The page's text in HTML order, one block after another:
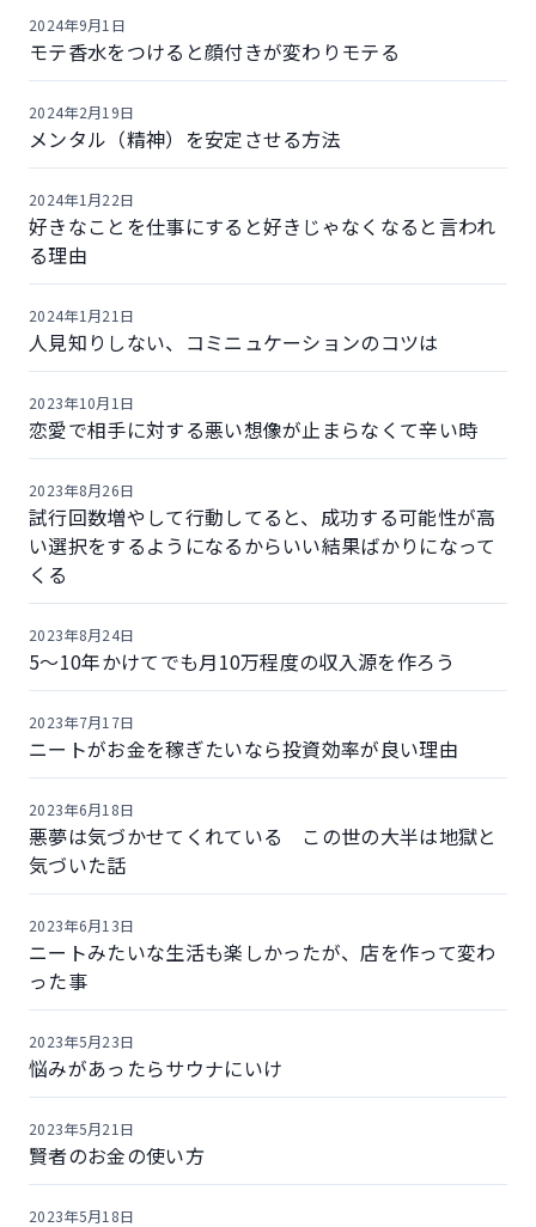
モテ香水をつけると顔付きが変わりモテる
2024年9月1日
メンタル（精神）を安定させる方法
2024年2月19日
好きなことを仕事にすると好きじゃなくなると言われ
る理由
2024年1月22日
人見知りしない、コミニュケーションのコツは
2024年1月21日
恋愛で相手に対する悪い想像が止まらなくて辛い時
2023年10月1日
試行回数増やして行動してると、成功する可能性が高
い選択をするようになるからいい結果ばかりになって
くる
2023年8月26日
5〜10年かけてでも月10万程度の収入源を作ろう
2023年8月24日
ニートがお金を稼ぎたいなら投資効率が良い理由
2023年7月17日
悪夢は気づかせてくれている この世の大半は地獄と
気づいた話
2023年6月18日
ニートみたいな生活も楽しかったが、店を作って変わ
った事
2023年6月13日
悩みがあったらサウナにいけ
2023年5月23日
賢者のお金の使い方
2023年5月21日
2023年5月18日